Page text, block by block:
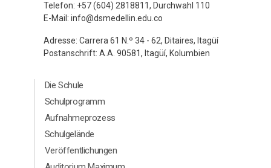
Telefon: +57 (604) 2818811, Durchwahl 110
E-Mail: info@dsmedellin.edu.co
Adresse: Carrera 61 N.º 34 - 62, Ditaires, Itagüí
Postanschrift: A.A. 90581, Itagüí, Kolumbien
Menú Principal Footer Aleman
Die Schule
Schulprogramm
Aufnahmeprozess
Schulgelände
Veröffentlichungen